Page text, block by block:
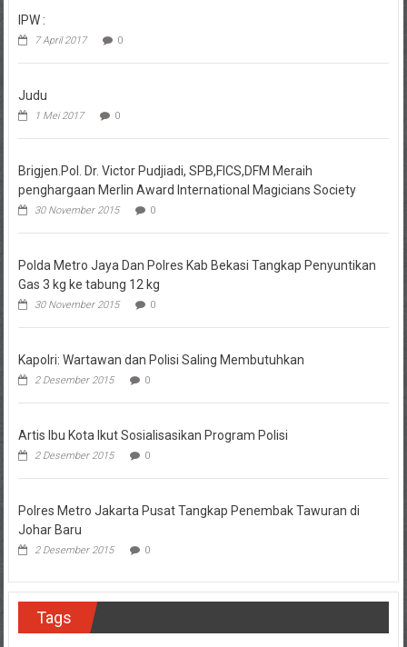
IPW :
7 April 2017 0
Judu
1 Mei 2017 0
Brigjen.Pol. Dr. Victor Pudjiadi, SPB,FICS,DFM Meraih
penghargaan Merlin Award International Magicians Society
30 November 2015 0
Polda Metro Jaya Dan Polres Kab Bekasi Tangkap Penyuntikan
Gas 3 kg ke tabung 12 kg
30 November 2015 0
Kapolri: Wartawan dan Polisi Saling Membutuhkan
2 Desember 2015 0
Artis Ibu Kota Ikut Sosialisasikan Program Polisi
2 Desember 2015 0
Polres Metro Jakarta Pusat Tangkap Penembak Tawuran di
Johar Baru
2 Desember 2015 0
Tags